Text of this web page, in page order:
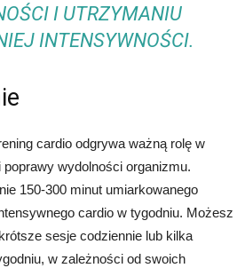
I UTRZYMANIU
INTENSYWNOŚCI.
cardio odgrywa ważną rolę w
wydolności organizmu.
150-300 minut umiarkowanego
cardio w tygodniu. Możesz
sesje codziennie lub kilka
w zależności od swoich